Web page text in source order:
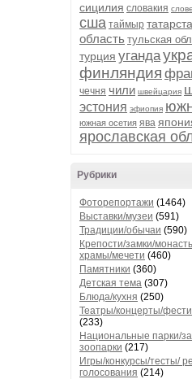
сицилия словакия
сша таймыр
область тульская
турция уганда
финляндия
чечня чили швейцария
эстония эфиопия
южная осетия ява
ярославская
Рубрики
Фоторепортажи (1464)
Выставки/музеи (591)
Традиции/обычаи (590)
Крепости/замки/
храмы/мечети (460)
Памятники (360)
Детская тема (307)
Блюда/кухня (250)
Театры/концерты/
(233)
Национальные парки/
зоопарки (217)
Игры/конкурсы/тесты/
голосования (214)